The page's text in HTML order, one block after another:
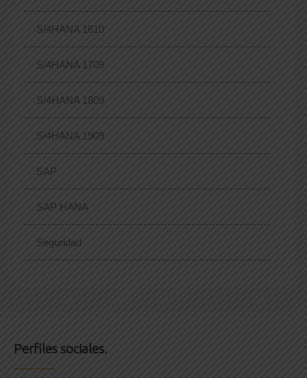
S/4HANA 1610
S/4HANA 1709
S/4HANA 1809
S/4HANA 1909
SAP
SAP HANA
Seguridad
Perfiles sociales.